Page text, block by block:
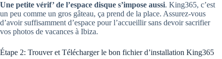
Une petite vérif’ de l’espace disque s’impose aussi. King365, c’est
un peu comme un gros gâteau, ça prend de la place. Assurez-vous
d’avoir suffisamment d’espace pour l’accueillir sans devoir sacrifier
vos photos de vacances à Ibiza.
Étape 2: Trouver et Télécharger le bon fichier d’installation King365